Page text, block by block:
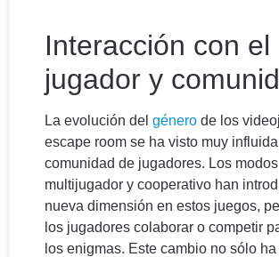
Interacción con el
jugador y
La evolución del género de los
escape room se ha visto muy
comunidad de jugadores. Los modos
multijugador y cooperativo han
nueva dimensión en estos juegos,
los jugadores colaborar o competir
los enigmas. Este cambio no sólo